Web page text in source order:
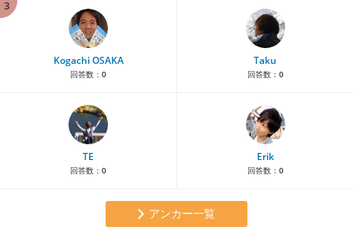
3
Kogachi OSAKA
回答数： 0
Taku
回答数： 0
TE
回答数： 0
Erik
回答数： 0
アンカー一覧